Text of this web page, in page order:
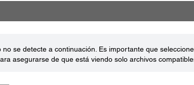
se detecte a continuación. Es importante que
asegurarse de que está viendo solo archivos